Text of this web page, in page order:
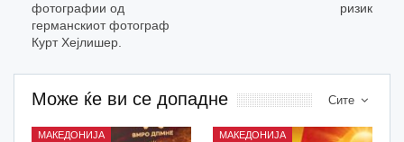
фотографии од
германскиот фотограф
Курт Хејлишер.
ризик
Сите
Може ќе ви се допадне
МАКЕДОНИЈА МАКЕДОНИЈА